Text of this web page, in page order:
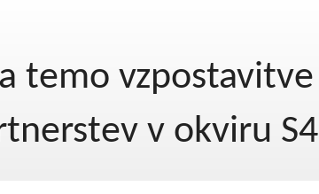
sodelovanje
temo vzpostavitve
v okviru S4